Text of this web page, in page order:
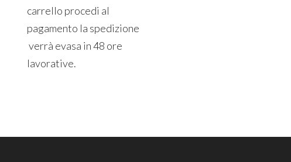
carrello procedi al
pagamento la spedizione
verrà evasa in 48 ore
lavorative.